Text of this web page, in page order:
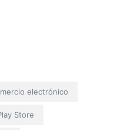
electrónico
Store